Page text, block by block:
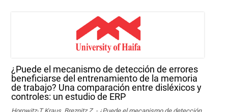
¿Puede el mecanismo de detección de errores
beneficiarse del entrenamiento de la memoria
de trabajo? Una comparación entre disléxicos y
controles: un estudio de ERP